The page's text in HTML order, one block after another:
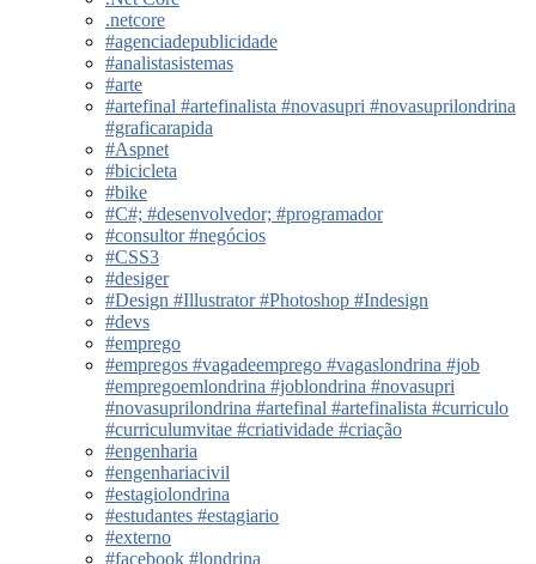
.netcore
#agenciadepublicidade
#analistasistemas
#arte
#artefinal #artefinalista #novasupri #novasuprilondrina
#graficarapida
#Aspnet
#bicicleta
#bike
#C#; #desenvolvedor; #programador
#consultor #negócios
#CSS3
#desiger
#Design #Illustrator #Photoshop #Indesign
#devs
#emprego
#empregos #vagadeemprego #vagaslondrina #job
#empregoemlondrina #joblondrina #novasupri
#novasuprilondrina #artefinal #artefinalista #curriculo
#curriculumvitae #criatividade #criação
#engenharia
#engenhariacivil
#estagiolondrina
#estudantes #estagiario
#externo
#facebook #londrina